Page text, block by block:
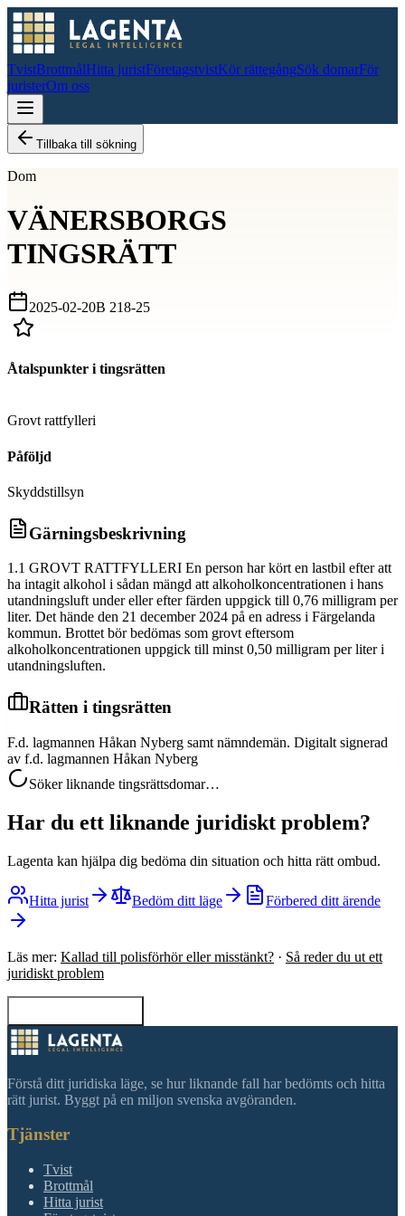
TvistBrottmålHitta juristFöretagstvistKör rättegångSök domarFör
juristerOm oss
Tillbaka till sökning
Dom
VÄNERSBORGS
TINGSRÄTT
2025-02-20B 218-25
Åtalspunkter i tingsrätten
Grovt rattfylleri
Påföljd
Skyddstillsyn
Gärningsbeskrivning
1.1 GROVT RATTFYLLERI En person har kört en lastbil efter att
ha intagit alkohol i sådan mängd att alkoholkoncentrationen i hans
utandningsluft under eller efter färden uppgick till 0,76 milligram per
liter. Det hände den 21 december 2024 på en adress i Färgelanda
kommun. Brottet bör bedömas som grovt eftersom
alkoholkoncentrationen uppgick till minst 0,50 milligram per liter i
utandningsluften.
Rätten i tingsrätten
F.d. lagmannen Håkan Nyberg samt nämndemän. Digitalt signerad
av f.d. lagmannen Håkan Nyberg
Söker liknande tingsrättsdomar…
Har du ett liknande juridiskt problem?
Lagenta kan hjälpa dig bedöma din situation och hitta rätt ombud.
Hitta jurist Bedöm ditt läge Förbered ditt ärende
Läs mer: Kallad till polisförhör eller misstänkt? · Så reder du ut ett
juridiskt problem
Förstå ditt juridiska läge, se hur liknande fall har bedömts och hitta
rätt jurist. Byggt på en miljon svenska avgöranden.
Tjänster
Tvist
Brottmål
Hitta jurist